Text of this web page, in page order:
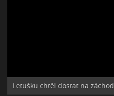
Letušku chtěl dostat na záchod.